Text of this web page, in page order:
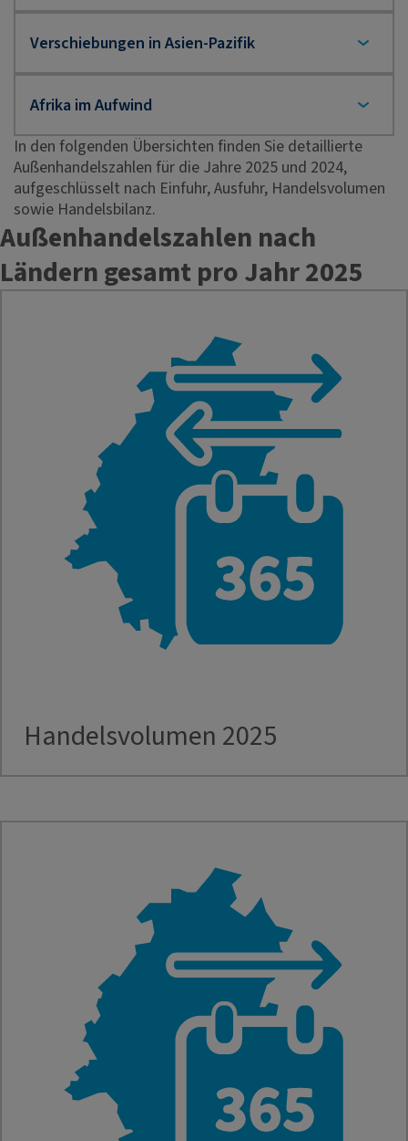
In den folgenden Übersichten finden Sie detaillierte
Außenhandelszahlen für die Jahre 2025 und 2024,
aufgeschlüsselt nach Einfuhr, Ausfuhr, Handelsvolumen
sowie Handelsbilanz.
Außenhandelszahlen nach
Ländern gesamt pro Jahr 2025
Handelsvolumen 2025